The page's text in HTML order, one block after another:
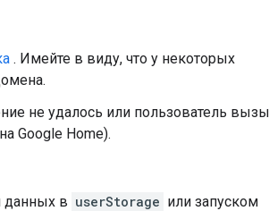
. Имейте в виду, что у некоторых
не удалось или пользователь
Google Home).
данных в userStorage или запуском